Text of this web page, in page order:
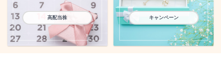
高配当株 キャンペーン